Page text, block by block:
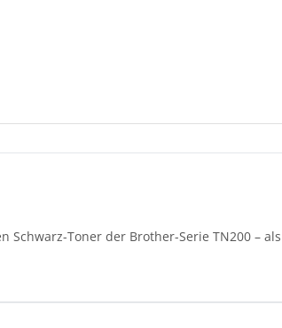
Toner der Brother-Serie TN200 –